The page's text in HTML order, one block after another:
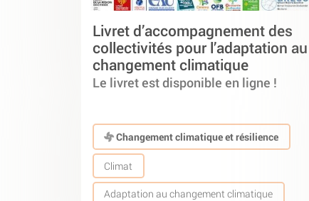
Livret d’accompagnement des
collectivités pour l’adaptation au
changement climatique
Le livret est disponible en ligne !
Changement climatique et résilience
Climat
Adaptation au changement climatique